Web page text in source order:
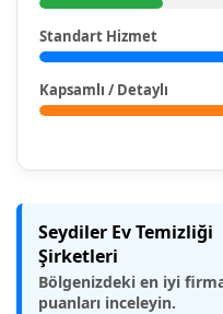
Standart Hizmet
Kapsamlı / Detaylı
Seydiler Ev Temizliği
Şirketleri
Bölgenizdeki en iyi
puanları inceleyin.